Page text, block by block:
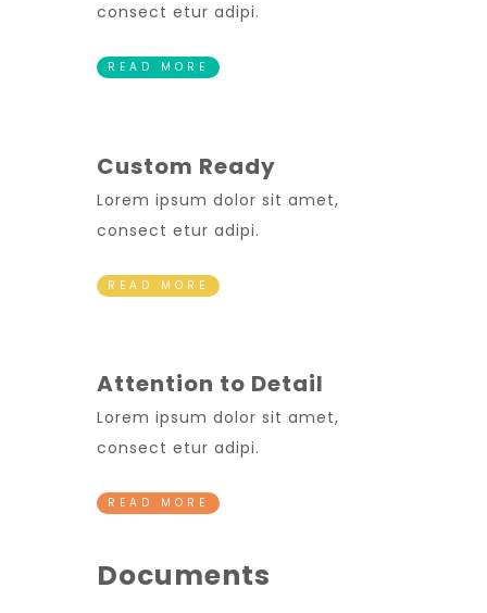
consect etur adipi.
READ MORE
Custom Ready
Lorem ipsum dolor sit amet,
consect etur adipi.
READ MORE
Attention to Detail
Lorem ipsum dolor sit amet,
consect etur adipi.
READ MORE
Documents